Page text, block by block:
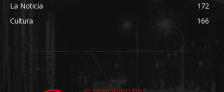
La Noticia
172
Cultura
166